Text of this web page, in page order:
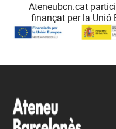
Ateneubcn.cat
finançat per la Unió